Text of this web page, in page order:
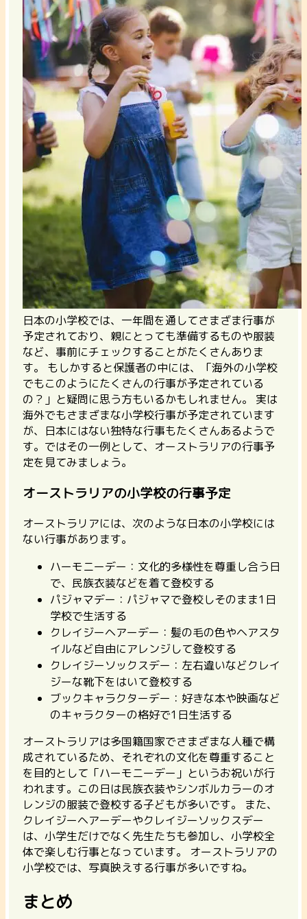
日本の小学校では、一年間を通してさまざま行事が
予定されており、親にとっても準備するものや服装
など、事前にチェックすることがたくさんありま
す。 もしかすると保護者の中には、「海外の小学校
でもこのようにたくさんの行事が予定されている
の？」と疑問に思う方もいるかもしれません。 実は
海外でもさまざまな小学校行事が予定されています
が、日本にはない独特な行事もたくさんあるようで
す。ではその一例として、オーストラリアの行事予
定を見てみましょう。
オーストラリアの小学校の行事予定
オーストラリアには、次のような日本の小学校には
ない行事があります。
ハーモニーデー：文化的多様性を尊重し合う日
で、民族衣装などを着て登校する
パジャマデー：パジャマで登校しそのまま1日
学校で生活する
クレイジーヘアーデー：髪の毛の色やヘアスタ
イルなど自由にアレンジして登校する
クレイジーソックスデー：左右違いなどクレイ
ジーな靴下をはいて登校する
ブックキャラクターデー：好きな本や映画など
のキャラクターの格好で1日生活する
オーストラリアは多国籍国家でさまざまな人種で構
成されているため、それぞれの文化を尊重すること
を目的として「ハーモニーデー」というお祝いが行
われます。この日は民族衣装やシンボルカラーのオ
レンジの服装で登校する子どもが多いです。 また、
クレイジーヘアーデーやクレイジーソックスデー
は、小学生だけでなく先生たちも参加し、小学校全
体で楽しむ行事となっています。 オーストラリアの
小学校では、写真映えする行事が多いですね。
まとめ